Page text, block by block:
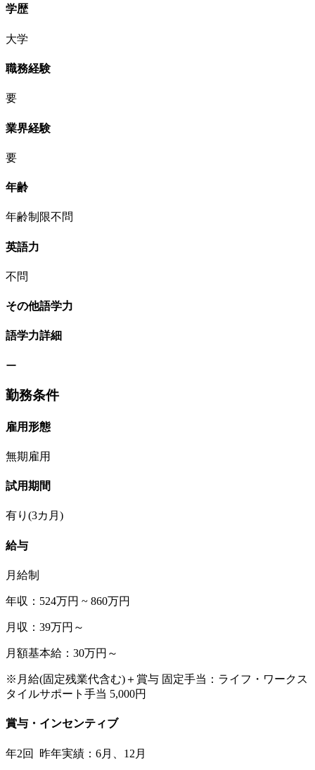
学歴
大学
職務経験
要
業界経験
要
年齢
年齢制限不問
英語力
不問
その他語学力
語学力詳細
ー
勤務条件
雇用形態
無期雇用
試用期間
有り(3カ月)
給与
月給制
年収：524万円 ~ 860万円
月収：39万円～
月額基本給：30万円～
※月給(固定残業代含む)＋賞与 固定手当：ライフ・ワークス
タイルサポート手当 5,000円
賞与・インセンティブ
年2回 昨年実績：6月、12月